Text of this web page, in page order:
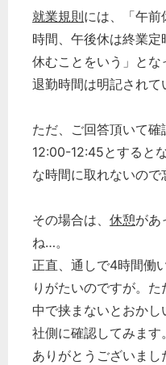
就業規則には、「午
時間、午後休は終業
休むことをいう」と
退勤時間は明記されて
ただ、ご回答頂いて確
12:00-12:45とすると
な時間に取れないので
その場合は、 休憩があ
ね…。
正直、通しで4時間働
りがたいのですが。た
中で挟まないとおか
社側に確認してみます。
ありがとうございまし